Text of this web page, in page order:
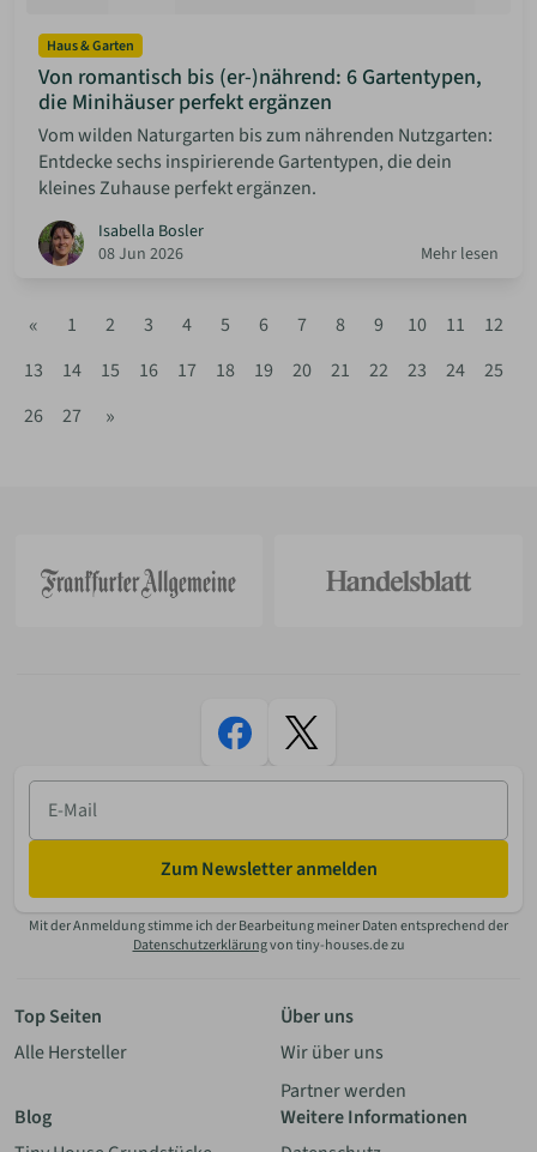
Haus & Garten
Von romantisch bis (er-)nährend: 6 Gartentypen,
die Minihäuser perfekt ergänzen
Vom wilden Naturgarten bis zum nährenden Nutzgarten:
Entdecke sechs inspirierende Gartentypen, die dein
kleines Zuhause perfekt ergänzen.
Isabella Bosler
08 Jun 2026
Mehr lesen
« 1 2 3 4 5 6 7 8 9 10 11
12
13
14 15 16 17 18 19 20 21 22 23 24
25
26
27 »
E-
Mail
Zum Newsletter anmelden
Mit der Anmeldung stimme ich der Bearbeitung meiner Daten entsprechend der
Datenschutzerklärungvon tiny-houses.de zu
Top Seiten
Alle Hersteller
Über uns
Wir über uns
Partner werden
Blog
Weitere Informationen